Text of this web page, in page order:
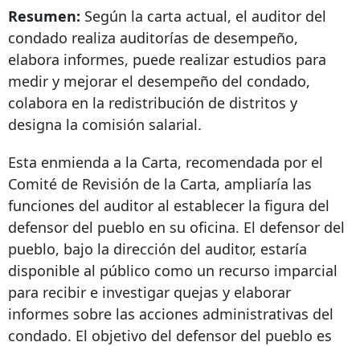
Resumen: Según la carta actual, el auditor del
condado realiza auditorías de desempeño,
elabora informes, puede realizar estudios para
medir y mejorar el desempeño del condado,
colabora en la redistribución de distritos y
designa la comisión salarial.
Esta enmienda a la Carta, recomendada por el
Comité de Revisión de la Carta, ampliaría las
funciones del auditor al establecer la figura del
defensor del pueblo en su oficina. El defensor del
pueblo, bajo la dirección del auditor, estaría
disponible al público como un recurso imparcial
para recibir e investigar quejas y elaborar
informes sobre las acciones administrativas del
condado. El objetivo del defensor del pueblo es